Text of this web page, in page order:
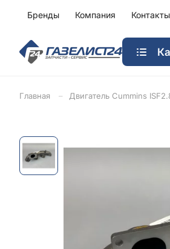
Бренды Компания Контакты
Главная Двигатель Cummins